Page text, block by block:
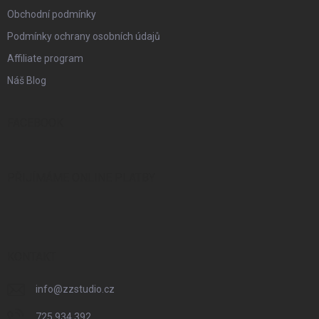
Obchodní podmínky
Podmínky ochrany osobních údajů
Affiliate program
Náš Blog
info@zzstudio.cz